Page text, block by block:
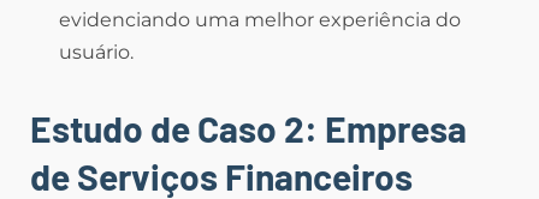
evidenciando uma melhor experiência do
usuário.
Estudo de Caso 2: Empresa
de Serviços Financeiros